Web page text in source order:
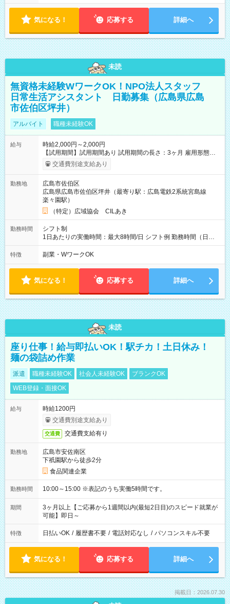
気になる！ 応募する 詳細へ
未読
無資格未経験WワークOK！NPO法人スタッフ
日常生活アシスタント 日勤募集（広島県広島
市佐伯区坪井）
アルバイト 職種未経験OK
給与
時給2,000円～2,000円
【試用期間】試用期間あり 試用期間の長さ：3ヶ月 雇用形態、
給与は本採用時と同じです。
交通費別途支給あり
勤務地
広島市佐伯区
広島県広島市佐伯区坪井（最寄り駅：広島電鉄2系統宮島線
楽々園駅）
（特定）広域協会 CILあき
勤務時間
シフト制
1日あたりの実働時間：最大8時間/日 シフト例 勤務時間（日
勤）・8時～18時 （実働時間8時間 待機休憩2時間）（日勤1回
あたりの給与 2万円）
特徴 副業・WワークOK
気になる！ 応募する 詳細へ
未読
座り仕事！給与即払いOK！駅チカ！土日休み！
麺の袋詰め作業
派遣 職種未経験OK 社会人未経験OK
ブランクOK
WEB登録・面接OK
給与
時給1200円
交通費別途支給あり
交通費 交通費支給有り
勤務地
広島市安佐南区
下祇園駅から徒歩2分
食品関連企業
勤務時間 10:00～15:00 ※表記のうち実働5時間です。
期間
3ヶ月以上【ご応募から1週間以内(最短2日目)のスピード就業が
可能】即日～
特徴 日払いOK / 履歴書不要 / 電話対応なし / パソコンスキル不要
気になる！ 応募する 詳細へ
掲載日：2026.07.30